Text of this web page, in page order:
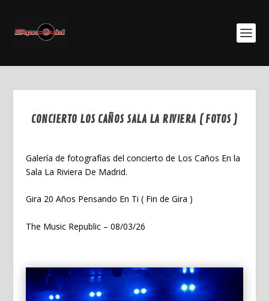
CONCIERTO LOS CAÑOS SALA LA RIVIERA ( FOTOS )
Galería de fotografías del concierto de Los Caños En la
Sala La Riviera De Madrid.
Gira 20 Años Pensando En Ti ( Fin de Gira )
The Music Republic – 08/03/26